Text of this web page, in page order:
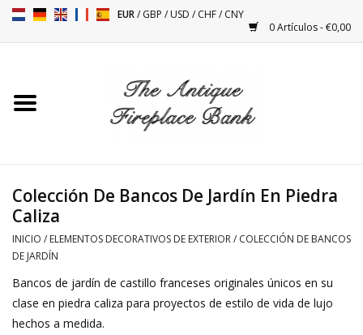
EUR/GBP /USD /CHF/CNY
0 Artículos - €0,00
Chimeneas Antiguas
De Chimeneas
Estufas
Mesas
Antigüedades Y Vintage
Colección De Bancos De Jardín En Piedra
Caliza
INICIO / ELEMENTOS DECORATIVOS DE EXTERIOR/ COLECCIÓN DE BANCOS
DE JARDÍN
Bancos de jardín de castillo franceses originales únicos en su
clase en piedra caliza para proyectos de estilo de vida de lujo
hechos a medida.